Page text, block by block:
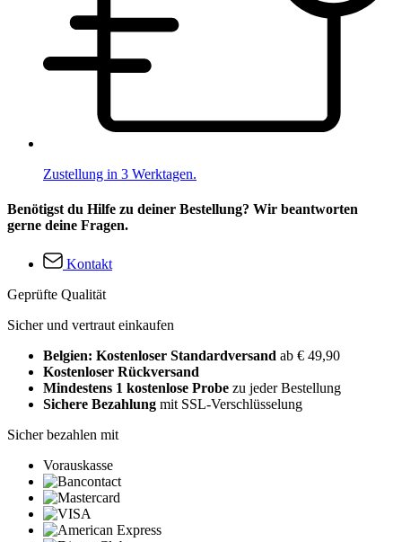
Zustellung in 3 Werktagen.
Benötigst du Hilfe zu deiner Bestellung? Wir beantworten
gerne deine Fragen.
Kontakt
Geprüfte Qualität
Sicher und vertraut einkaufen
Belgien: Kostenloser Standardversand ab € 49,90
Kostenloser Rückversand
Mindestens 1 kostenlose Probe zu jeder Bestellung
Sichere Bezahlung mit SSL-Verschlüsselung
Sicher bezahlen mit
Vorauskasse